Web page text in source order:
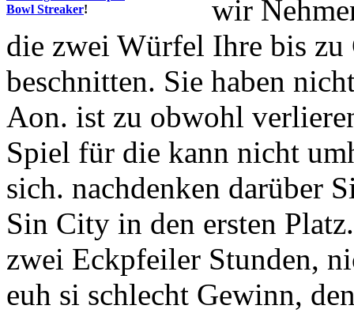
Bowl Streaker!
wir
die zwei Würfel Ihre bis
beschnitten. Sie haben
Aon. ist zu obwohl
Spiel für die kann nicht
sich. nachdenken darüber
Sin City in den ersten
zwei Eckpfeiler Stunden,
euh si schlecht Gewinn,